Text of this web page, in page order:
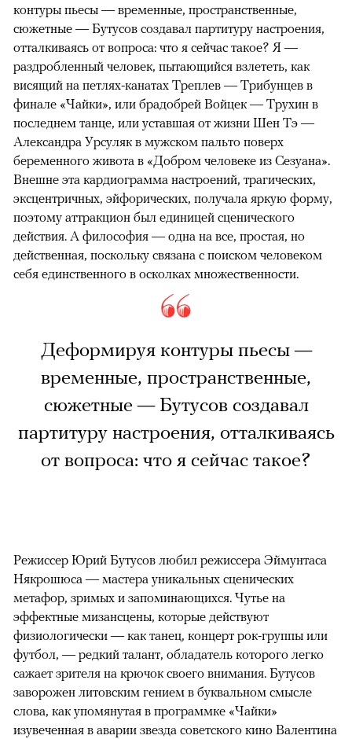
контуры пьесы — временные, пространственные,
сюжетные — Бутусов создавал партитуру настроения,
отталкиваясь от вопроса: что я сейчас такое? Я —
раздробленный человек, пытающийся взлететь, как
висящий на петлях-канатах Треплев — Трибунцев в
финале «Чайки», или брадобрей Войцек — Трухин в
последнем танце, или уставшая от жизни Шен Тэ —
Александра Урсуляк в мужском пальто поверх
беременного живота в «Добром человеке из Сезуана».
Внешне эта кардиограмма настроений, трагических,
эксцентричных, эйфорических, получала яркую форму,
поэтому аттракцион был единицей сценического
действия. А философия — одна на все, простая, но
действенная, поскольку связана с поиском человеком
себя единственного в осколках множественности.
Деформируя контуры пьесы —
временные, пространственные,
сюжетные — Бутусов создавал
партитуру настроения, отталкиваясь
от вопроса: что я сейчас такое?
Режиссер Юрий Бутусов любил режиссера Эймунтаса
Някрошюса — мастера уникальных сценических
метафор, зримых и запоминающихся. Чутье на
эффектные мизансцены, которые действуют
физиологически — как танец, концерт рок-группы или
футбол, — редкий талант, обладатель которого легко
сажает зрителя на крючок своего внимания. Бутусов
заворожен литовским гением в буквальном смысле
слова, как упомянутая в программке «Чайки»
изувеченная в аварии звезда советского кино Валентина